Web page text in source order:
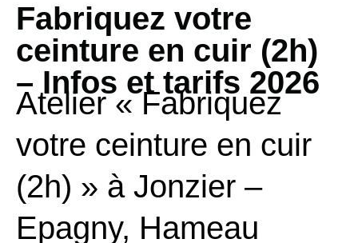
Fabriquez votre
ceinture en cuir (2h)
– Infos et tarifs 2026
Atelier « Fabriquez
votre ceinture en cuir
(2h) » à Jonzier –
Epagny, Hameau